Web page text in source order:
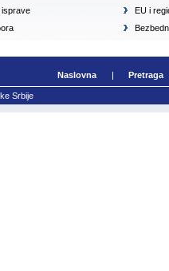
isprave
EU i
Naslovna Pretraga
Srbije